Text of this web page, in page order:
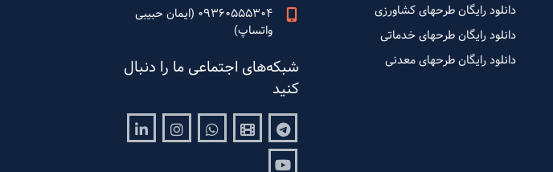
دانلود رایگان طرحهای کشاورزی
دانلود رایگان طرحهای خدماتی
دانلود رایگان طرحهای معدنی
09360555304 (ایمان حبیبی
واتساپ)
شبکه‌های اجتماعی ما را دنبال
کنید
Telegram
Aparat
Whatsapp
Instagram
Linkedin
Youtube